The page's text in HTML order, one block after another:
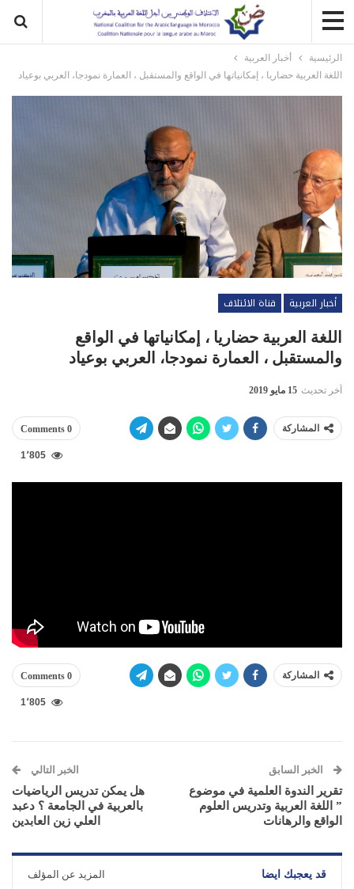
الرئيسية
أخبار العربية
اللغة العربية حضاريا ، إمكانياتها في الواقع والمستقبل ، العمارة نمودجا، العربي بوعياد
أخبار العربية
قناة الائتلاف
اللغة العربية حضاريا ، إمكانياتها في الواقع
والمستقبل ، العمارة نمودجا، العربي بوعياد
آخر تحديث 15 مايو 2019
المشاركة 0 Comments
1٬805
المشاركة 0 Comments
1٬805
الخبر السابق
تقرير الندوة العلمية في موضوع
” اللغة العربية وتدريس العلوم
الواقع والرهانات
الخبر التالي
هل يمكن تدريس الرياضيات
بالعربية في الجامعة ؟ دعبد
العلي زين العابدين
قد يعجبك ايضا المزيد عن المؤلف